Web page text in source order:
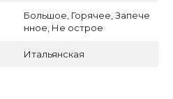
Большое, Горячее, Запече
нное, Не острое
Итальянская